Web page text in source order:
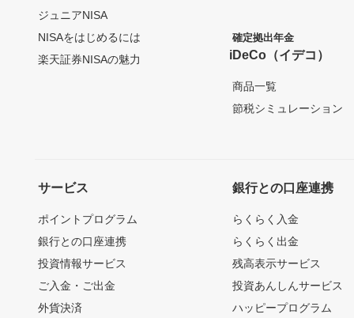
ジュニアNISA
NISAをはじめるには
楽天証券NISAの魅力
確定拠出年金
iDeCo（イデコ）
商品一覧
節税シミュレーション
サービス
ポイントプログラム
銀行との口座連携
投資情報サービス
ご入金・ご出金
外貨決済
銀行との口座連携
らくらく入金
らくらく出金
残高表示サービス
投資あんしんサービス
ハッピープログラム